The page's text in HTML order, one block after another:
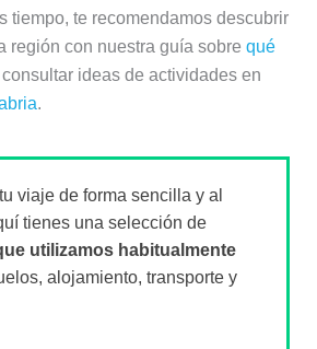
tiempo, te recomendamos descubrir
región con nuestra guía sobre qué
ideas de actividades en
.
viaje de forma sencilla y al
tienes una selección de
utilizamos habitualmente
alojamiento, transporte y